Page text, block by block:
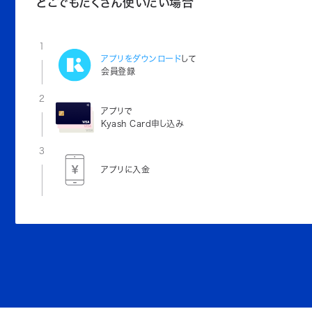
1
アプリをダウンロードして
会員登録
2
アプリで
Kyash Card申し込み
3
アプリに入金